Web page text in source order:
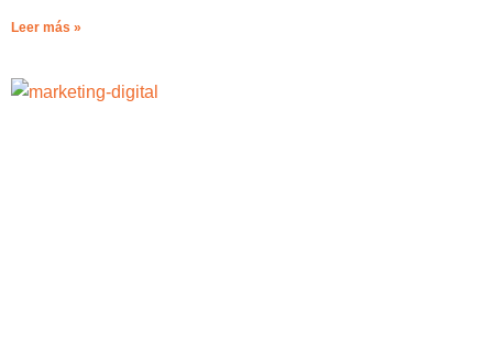
Leer más »